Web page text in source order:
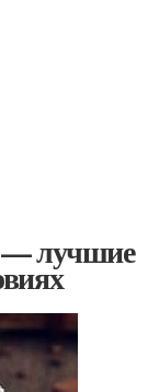
— лучшие